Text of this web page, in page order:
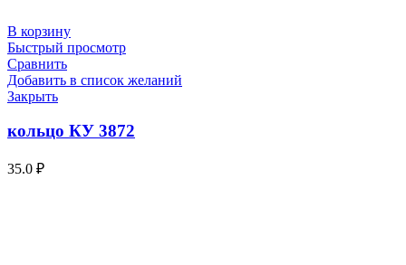
В корзину
Быстрый просмотр
Сравнить
Добавить в список желаний
Закрыть
кольцо КУ 3872
35.0 ₽